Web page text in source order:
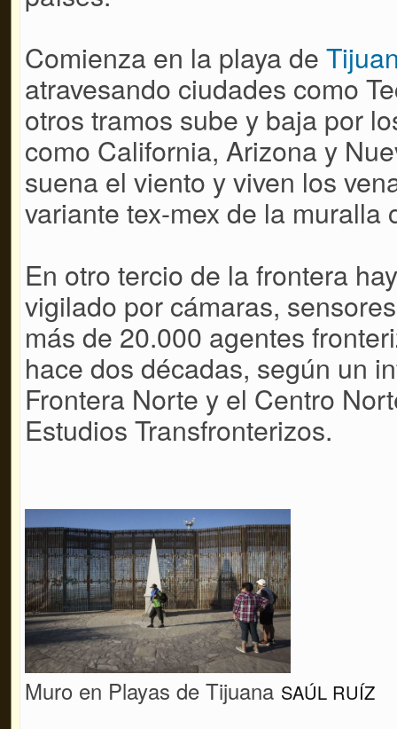
Comienza en la playa de
atravesando ciudades como
otros tramos sube y baja por
como California, Arizona y
suena el viento y viven los
variante tex-mex de la muralla
En otro tercio de la frontera
vigilado por cámaras,
más de 20.000 agentes
hace dos décadas, según un
Frontera Norte y el Centro
Estudios Transfronterizos.
Muro en Playas de Tijuana SAÚL RUÍZ